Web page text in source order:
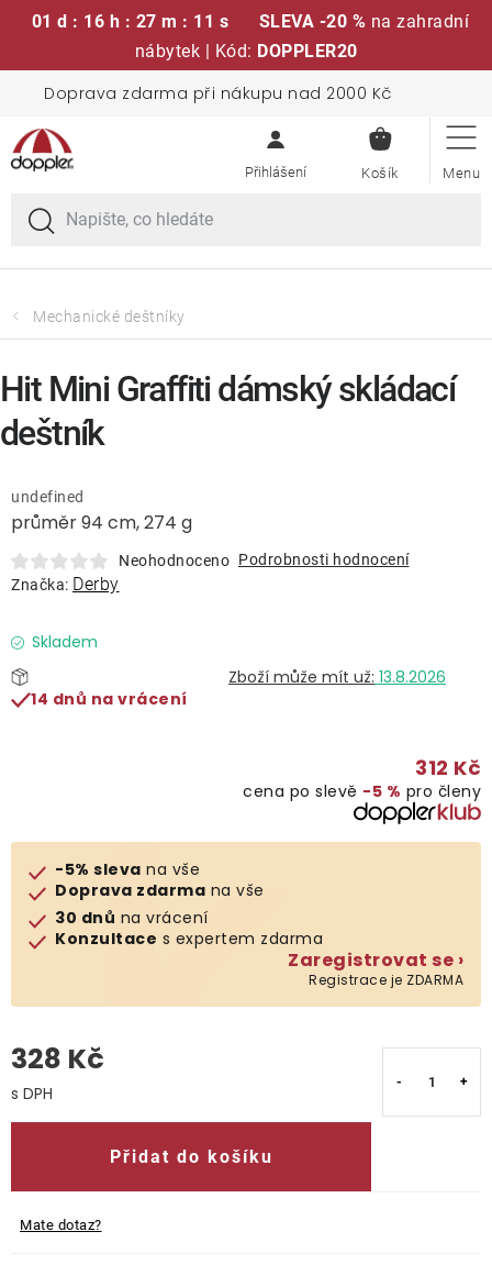
01 d : 16 h : 27 m : 11 s SLEVA -20 % na zahradní
nábytek | Kód: DOPPLER20
obsah
Doprava zdarma při nákupu nad 2000 Kč
KOŠÍK
Sedací soupravy
Slunečníky
Křesla a židle
Lavice a houpačky
Lehátka
Doplňky
Deštníky
Gastro produkty
Klub výhod
Mechanické deštníky
průměr 94 cm, 274 g
undefined
Neohodnoceno Podrobnosti hodnocení
Značka: Derby
Skladem
13.8.2026
14 dnů na vrácení
312 Kč
cena po slevě −5 % pro členy
-5% sleva na vše
Doprava zdarma na vše
30 dnů na vrácení
Konzultace s expertem zdarma
Zaregistrovat se ›
Registrace je ZDARMA
328 Kč
Přidat do košíku
Mate dotaz?
Hit Mini Graffiti dámský skládací
deštník